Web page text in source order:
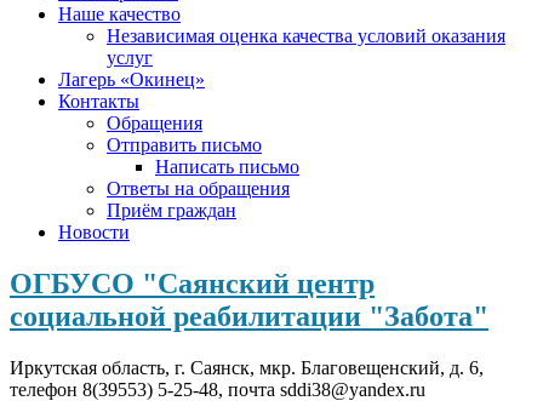
Наше качество
Независимая оценка качества условий оказания
услуг
Лагерь «Окинец»
Контакты
Обращения
Отправить письмо
Написать письмо
Ответы на обращения
Приём граждан
Новости
ОГБУСО "Саянский центр
социальной реабилитации "Забота"
Иркутская область, г. Саянск, мкр. Благовещенский, д. 6,
телефон 8(39553) 5-25-48, почта sddi38@yandex.ru